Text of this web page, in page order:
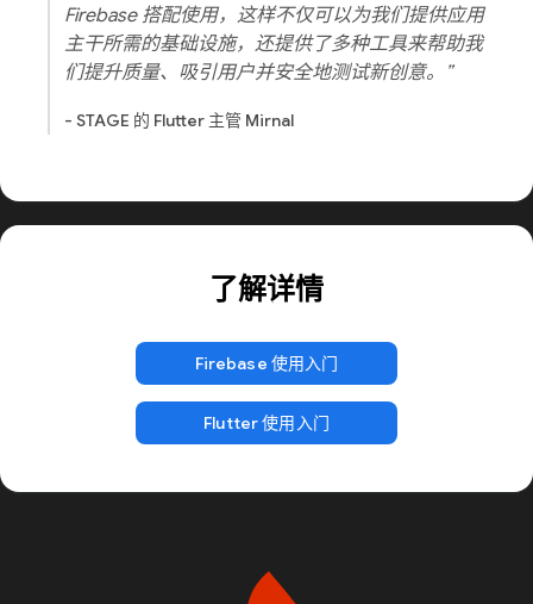
Firebase 搭配使用，这样不仅可以为我们提供应用
主干所需的基础设施，还提供了多种工具来帮助我
们提升质量、吸引用户并安全地测试新创意。”
- STAGE 的 Flutter 主管 Mirnal
了解详情
Firebase 使用入门
Flutter 使用入门